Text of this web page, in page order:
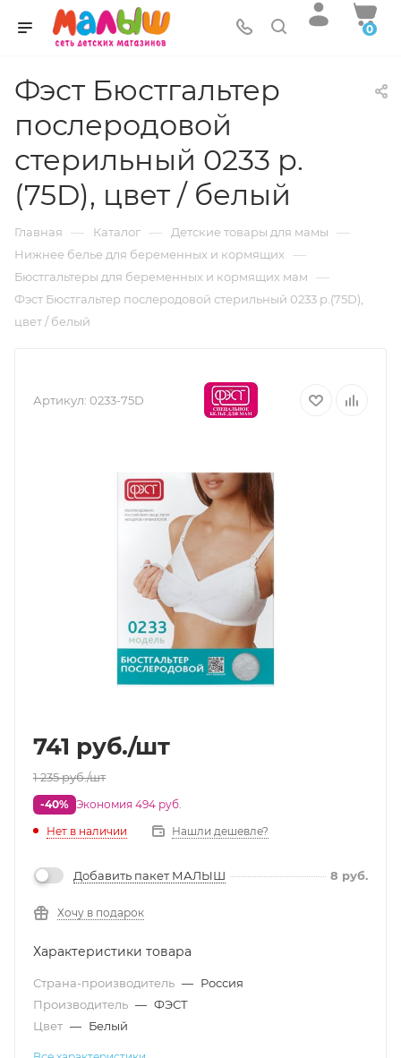
0
Фэст Бюстгальтер
послеродовой
стерильный 0233 р.
(75D), цвет / белый
Главная — Каталог — Детские товары для мамы —
Нижнее белье для беременных и кормящих —
Бюстгальтеры для беременных и кормящих мам —
Фэст Бюстгальтер послеродовой стерильный 0233 р.(75D),
цвет / белый
Артикул: 0233-75D
741 руб./шт
1 235руб./шт
-40% Экономия 494 руб.
Нет в наличии
Нашли дешевле?
Добавить пакет МАЛЫШ 8 руб.
Хочу в подарок
Характеристики товара
Страна-производитель — Россия
Производитель — ФЭСТ
Цвет — Белый